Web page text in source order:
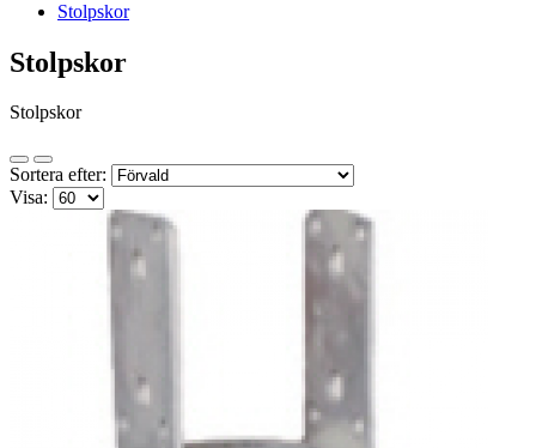
Stolpskor
Stolpskor
Stolpskor
Sortera efter:
Visa: